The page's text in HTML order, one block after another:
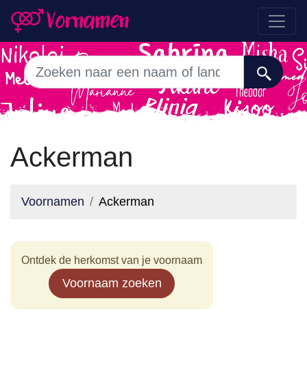
Ackerman
Voornamen Ackerman
Ontdek de herkomst van je voornaam
Voornaam zoeken